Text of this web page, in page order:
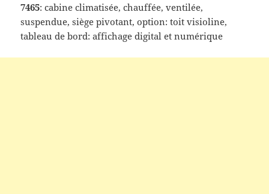
7465: cabine climatisée, chauffée, ventilée,
suspendue, siège pivotant, option: toit visioline,
tableau de bord: affichage digital et numérique